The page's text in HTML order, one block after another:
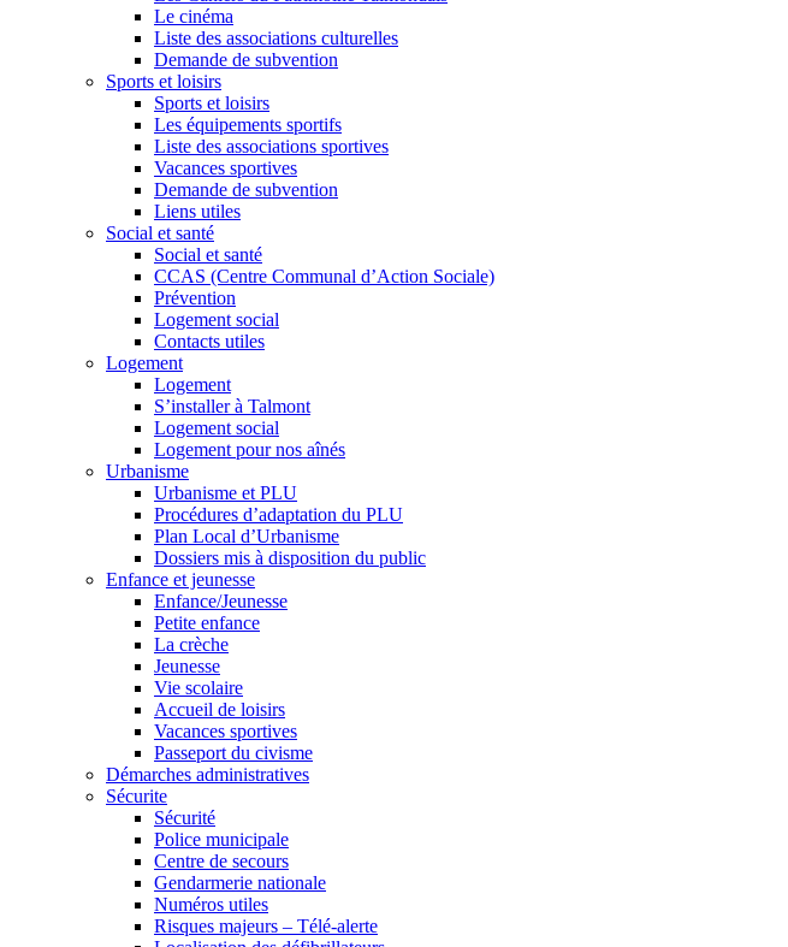
Le cinéma
Liste des associations culturelles
Demande de subvention
Sports et loisirs
Sports et loisirs
Les équipements sportifs
Liste des associations sportives
Vacances sportives
Demande de subvention
Liens utiles
Social et santé
Social et santé
CCAS (Centre Communal d’Action Sociale)
Prévention
Logement social
Contacts utiles
Logement
Logement
S’installer à Talmont
Logement social
Logement pour nos aînés
Urbanisme
Urbanisme et PLU
Procédures d’adaptation du PLU
Plan Local d’Urbanisme
Dossiers mis à disposition du public
Enfance et jeunesse
Enfance/Jeunesse
Petite enfance
La crèche
Jeunesse
Vie scolaire
Accueil de loisirs
Vacances sportives
Passeport du civisme
Démarches administratives
Sécurite
Sécurité
Police municipale
Centre de secours
Gendarmerie nationale
Numéros utiles
Risques majeurs – Télé-alerte